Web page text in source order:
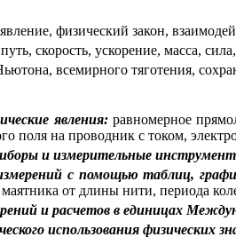
физический закон,
путь, скорость, ускорение, масса,
всемирного тяготения,
явления: равномерное
поля на проводник с током,
и измерительные
с помощью таблиц,
от длины нити, периода
и расчетов в единицах
использования физических